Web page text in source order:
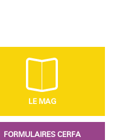
LE MAG
FORMULAIRES CERFA